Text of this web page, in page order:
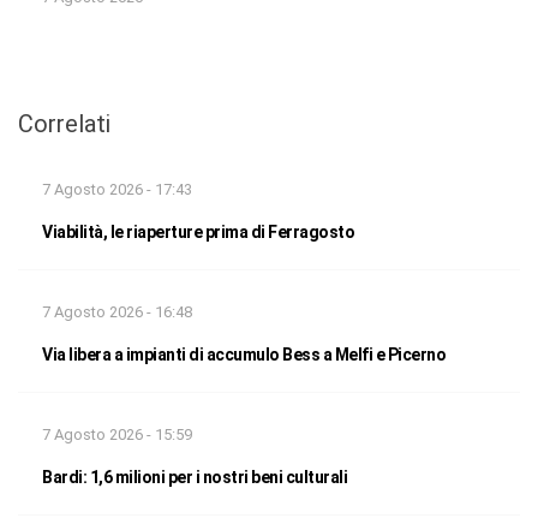
Correlati
7 Agosto 2026 - 17:43
Viabilità, le riaperture prima di Ferragosto
7 Agosto 2026 - 16:48
Via libera a impianti di accumulo Bess a Melfi e Picerno
7 Agosto 2026 - 15:59
Bardi: 1,6 milioni per i nostri beni culturali